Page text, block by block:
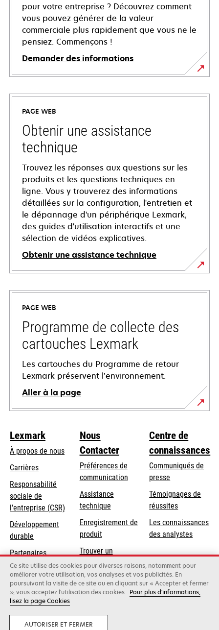
pour votre entreprise ? Découvrez comment
vous pouvez générer de la valeur
commerciale plus rapidement que vous ne le
pensiez. Commençons !
Demander des informations
PAGE WEB
Obtenir une assistance
technique
Trouvez les réponses aux questions sur les
produits et les questions techniques en
ligne. Vous y trouverez des informations
détaillées sur la configuration, l'entretien et
le dépannage d'un périphérique Lexmark,
des guides d'utilisation interactifs et une
sélection de vidéos explicatives.
Obtenir une assistance technique
s’ouvre
dans
nouvel
onglet
PAGE WEB
Programme de collecte des
cartouches Lexmark
Les cartouches du Programme de retour
Lexmark préservent l’environnement.
Aller à la page
Lexmark
À propos de nous
Carrières
s’ouvre
dans
un
nouvel
onglet
Responsabilité
sociale de
l'entreprise (CSR) s’ouvre
onglet
Développement
durable
Partenaires
Lexmark
Nous
Contacter
Préférences de
communication
s’ouvre
dans
un
nouvel
onglet
Assistance
techniques’ouvre
un
onglet
Enregistrement de
produit
Trouver un
revendeur
Centre de
connaissances
Communiqués de
presse
Témoignages de
réussites
Les connaissances
des analystes
Lexmark International, Inc., une entreprise Xerox
©2026 Tous droits réservés.
Politique de confidentialité
Ce site utilise des cookies pour diverses raisons, notamment pour
améliorer votre utilisation, vos analyses et vos publicités. En
poursuivant la visite de ce site ou en cliquant sur « Accepter et fermer
», vous acceptez l'utilisation des cookies
Pour plus d'informations,
lisez la page Cookies
AUTORISER ET FERMER